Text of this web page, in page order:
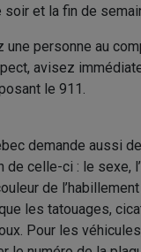
et la fin de
une personne au
avisez
le 911.
demande aussi
celle-ci : le sexe,
de
les tatouages,
Pour les